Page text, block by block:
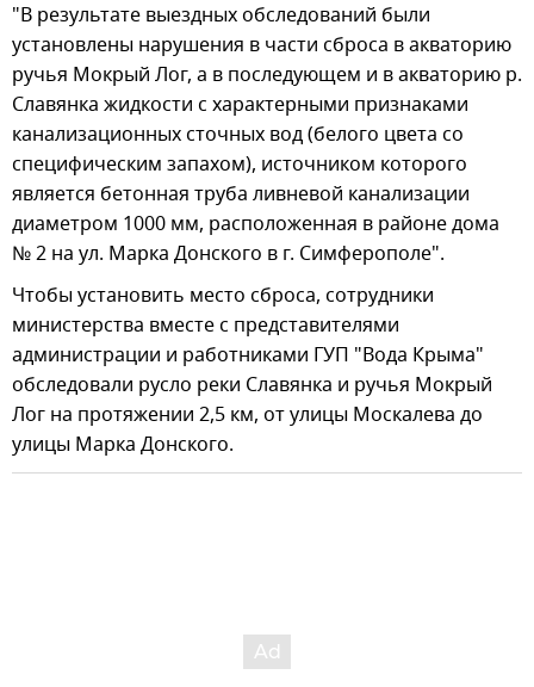
"В результате выездных обследований были
установлены нарушения в части сброса в акваторию
ручья Мокрый Лог, а в последующем и в акваторию р.
Славянка жидкости с характерными признаками
канализационных сточных вод (белого цвета со
специфическим запахом), источником которого
является бетонная труба ливневой канализации
диаметром 1000 мм, расположенная в районе дома
№ 2 на ул. Марка Донского в г. Симферополе".
Чтобы установить место сброса, сотрудники
министерства вместе с представителями
администрации и работниками ГУП "Вода Крыма"
обследовали русло реки Славянка и ручья Мокрый
Лог на протяжении 2,5 км, от улицы Москалева до
улицы Марка Донского.